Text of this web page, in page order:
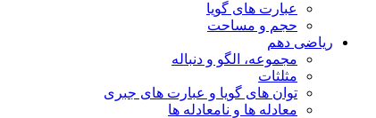
عبارت های گویا
حجم و مساحت
ریاضی دهم
مجموعه، الگو و دنباله
مثلثات
توان های گویا و عبارت های جبری
معادله ها و نامعادله ها